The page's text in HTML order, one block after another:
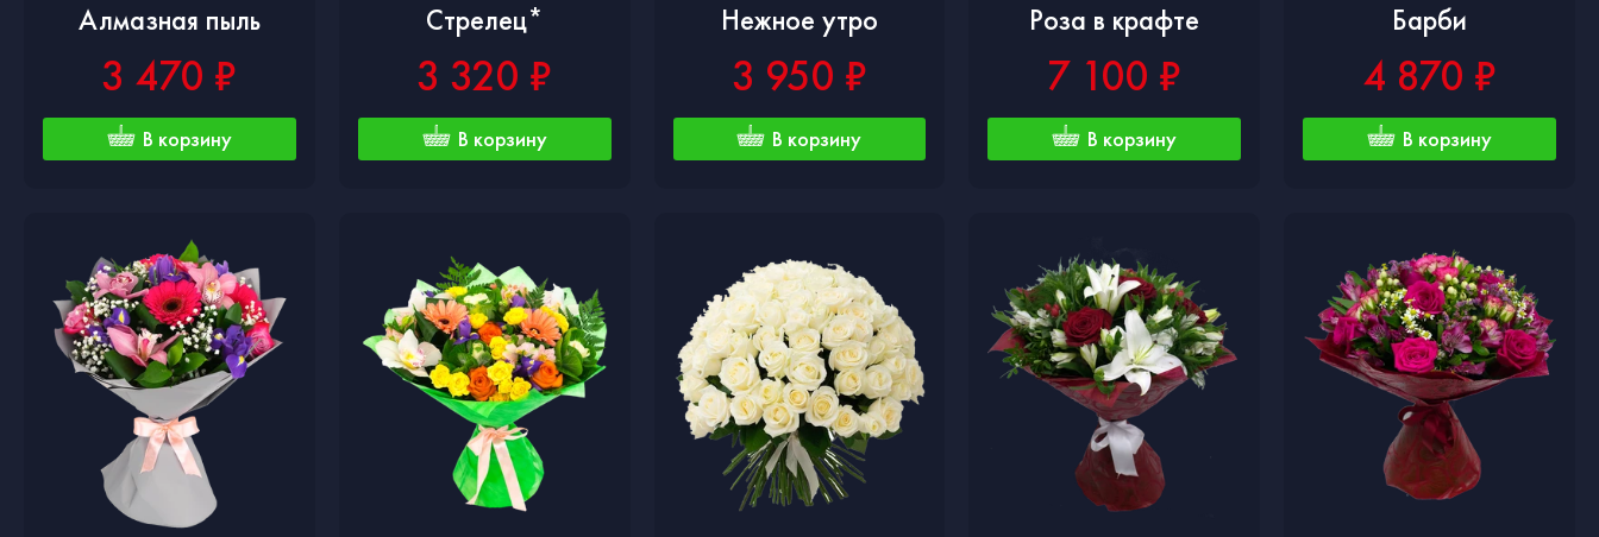
Алмазная пыль
3 470 ₽
В корзину
Стрелец*
3 320 ₽
В корзину
Нежное утро
3 950 ₽
В корзину
Роза в крафте
7 100 ₽
В корзину
Барби
4 870 ₽
В корзину